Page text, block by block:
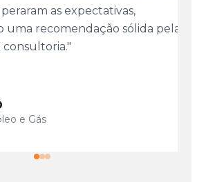
as expectativas,
uma recomendação sólida pela
consultoria."
e Gás